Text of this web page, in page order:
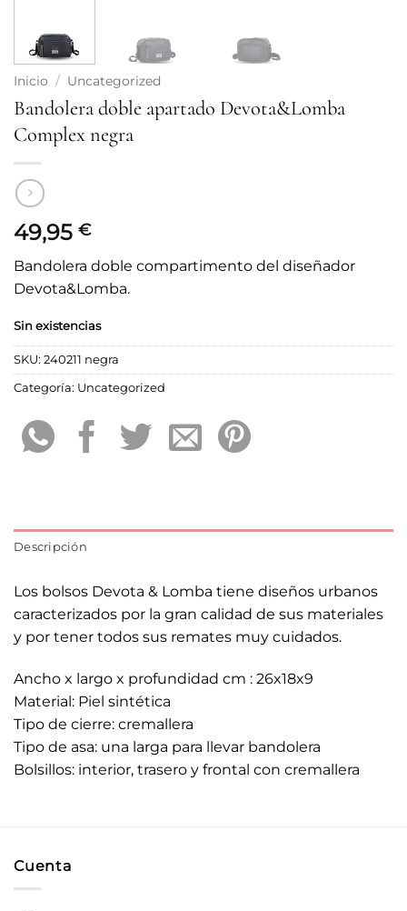
Inicio / Uncategorized
Bandolera doble apartado Devota&Lomba
Complex negra
49,95 €
Bandolera doble compartimento del diseñador
Devota&Lomba.
Sin existencias
SKU: 240211 negra
Categoría: Uncategorized
Descripción
Los bolsos Devota & Lomba tiene diseños urbanos
caracterizados por la gran calidad de sus materiales
y por tener todos sus remates muy cuidados.
Ancho x largo x profundidad cm : 26x18x9
Material: Piel sintética
Tipo de cierre: cremallera
Tipo de asa: una larga para llevar bandolera
Bolsillos: interior, trasero y frontal con cremallera
Cuenta